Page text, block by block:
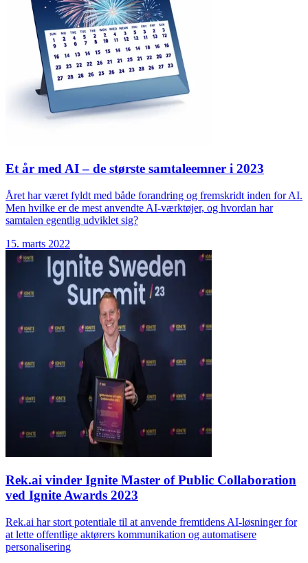
Et år med AI – de største samtaleemner i 2023
Året har været fyldt med både forandring og fremskridt inden for AI.
Men hvilke er de mest anvendte AI-værktøjer, og hvordan har
samtalen egentlig udviklet sig?
15. marts 2022
Rek.ai vinder Ignite Master of Public Collaboration
ved Ignite Awards 2023
Rek.ai har stort potentiale til at anvende fremtidens AI-løsninger for
at lette offentlige aktørers kommunikation og automatisere
personalisering